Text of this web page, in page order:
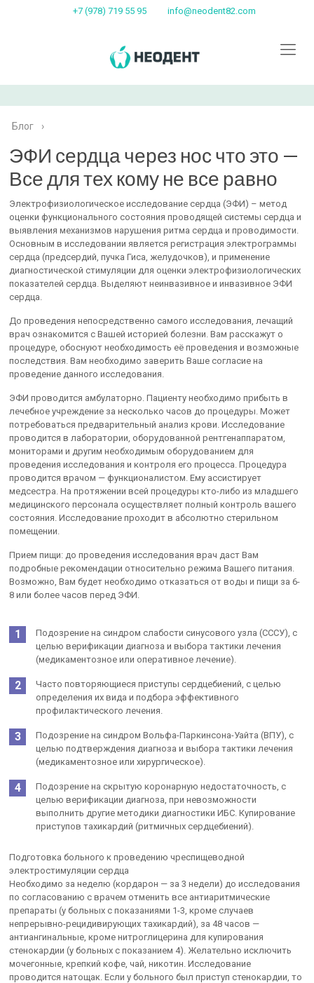
+7 (978) 719 55 95 info@neodent82.com
Блог ›
ЭФИ сердца через нос что это —
Все для тех кому не все равно
Электрофизиологическое исследование сердца (ЭФИ) – метод
оценки функционального состояния проводящей системы сердца и
выявления механизмов нарушения ритма сердца и проводимости.
Основным в исследовании является регистрация электрограммы
сердца (предсердий, пучка Гиса, желудочков), и применение
диагностической стимуляции для оценки электрофизиологических
показателей сердца. Выделяют неинвазивное и инвазивное ЭФИ
сердца.
До проведения непосредственно самого исследования, лечащий
врач ознакомится с Вашей историей болезни. Вам расскажут о
процедуре, обоснуют необходимость её проведения и возможные
последствия. Вам необходимо заверить Ваше согласие на
проведение данного исследования.
ЭФИ проводится амбулаторно. Пациенту необходимо прибыть в
лечебное учреждение за несколько часов до процедуры. Может
потребоваться предварительный анализ крови. Исследование
проводится в лаборатории, оборудованной рентгенаппаратом,
мониторами и другим необходимым оборудованием для
проведения исследования и контроля его процесса. Процедура
проводится врачом — функционалистом. Ему ассистирует
медсестра. На протяжении всей процедуры кто-либо из младшего
медицинского персонала осуществляет полный контроль вашего
состояния. Исследование проходит в абсолютно стерильном
помещении.
Прием пищи: до проведения исследования врач даст Вам
подробные рекомендации относительно режима Вашего питания.
Возможно, Вам будет необходимо отказаться от воды и пищи за 6-
8 или более часов перед ЭФИ.
Подозрение на синдром слабости синусового узла (СССУ), с
целью верификации диагноза и выбора тактики лечения
(медикаментозное или оперативное лечение).
Часто повторяющиеся приступы сердцебиений, с целью
определения их вида и подбора эффективного
профилактического лечения.
Подозрение на синдром Вольфа-Паркинсона-Уайта (ВПУ), с
целью подтверждения диагноза и выбора тактики лечения
(медикаментозное или хирургическое).
Подозрение на скрытую коронарную недостаточность, с
целью верификации диагноза, при невозможности
выполнить другие методики диагностики ИБС. Купирование
приступов тахикардий (ритмичных сердцебиений).
Подготовка больного к проведению чреспищеводной
электростимуляции сердца
Необходимо за неделю (кордарон — за 3 недели) до исследования
по согласованию с врачем отменить все антиаритмические
препараты (у больных с показаниями 1-3, кроме случаев
непрерывно-рецидивирующих тахикардий), за 48 часов —
антиангинальные, кроме нитроглицерина для купирования
стенокардии (у больных с показанием 4). Желательно исключить
мочегонные, крепкий кофе, чай, никотин. Исследование
проводится натощак. Если у больного был приступ стенокардии, то